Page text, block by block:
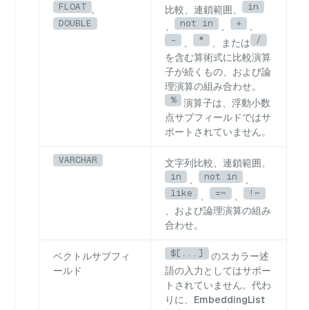
FLOAT ,
DOUBLE
比較、連鎖範囲、 in
、 not in 、 + 、
- 、 * 、または /
を含む算術式に比較演算
子が続くもの、および論
理演算の組み合わせ。
%
演算子は、浮動小数
点サブフィールドではサ
ポートされていません。
VARCHAR 文字列比較、連鎖範囲、
in 、 not in 、
like 、 =~ 、 !~
、および論理演算の組み
合わせ。
ベクトルサブフィ
ールド
$[...]
のスカラー述
語の入力としてはサポー
トされていません。代わ
りに、EmbeddingList